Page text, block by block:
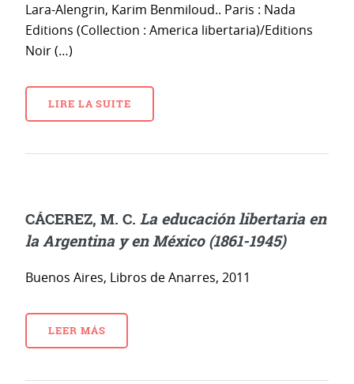
Lara-Alengrin, Karim Benmiloud.. Paris : Nada
Editions (Collection : America libertaria)/Editions
Noir (…)
LIRE LA SUITE
CÁCEREZ, M. C. La educación libertaria en
la Argentina y en México (1861-1945)
Buenos Aires, Libros de Anarres, 2011
LEER MÁS